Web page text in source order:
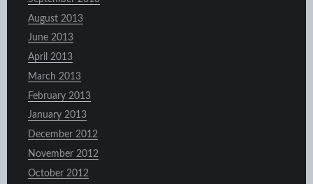
August 2013
June 2013
April 2013
March 2013
February 2013
January 2013
December 2012
November 2012
October 2012